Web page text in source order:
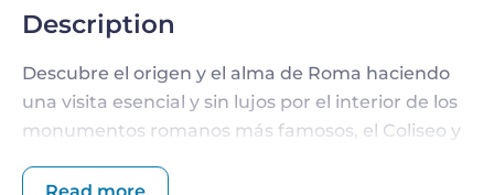
Description
Descubre el origen y el alma de Roma haciendo
una visita esencial y sin lujos por el interior de los
monumentos romanos más famosos, el Coliseo y
autorizado de historia del arte y la comodidad de